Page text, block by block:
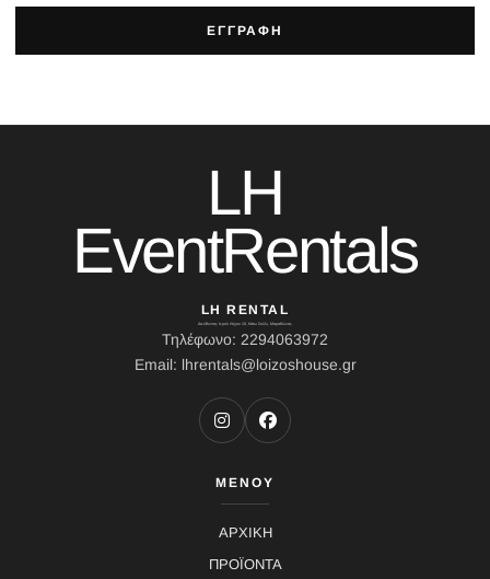
ΕΓΓΡΑΦΗ
LH
EventRentals
LH RENTAL
Διεύθυνση: Ιερού Λόχου 10, Κάτω Σούλι, Μαραθώνας
Τηλέφωνο: 2294063972
Email: lhrentals@loizoshouse.gr
ΜΕΝΟΥ
ΑΡΧΙΚΗ
ΠΡΟΪΟΝΤΑ